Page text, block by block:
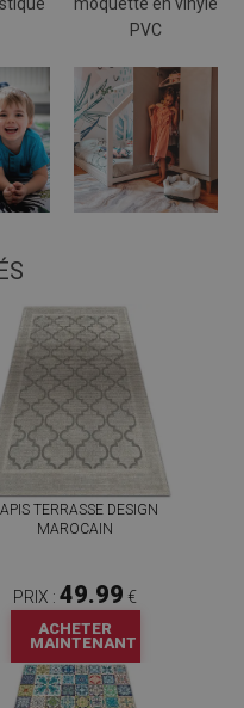
moquette en vinyle
PVC
TERRASSE DESIGN
MAROCAIN
PRIX : 49.99 €
ACHETER
MAINTENANT